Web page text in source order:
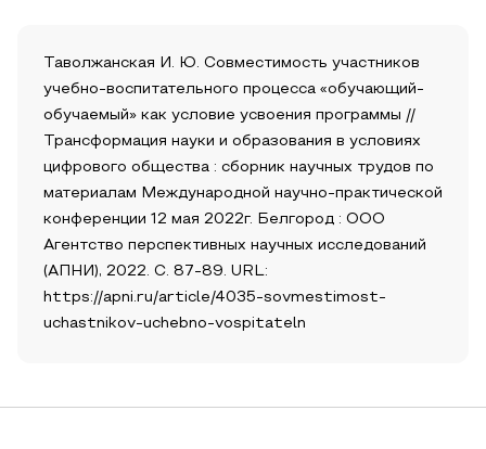
Таволжанская И. Ю. Совместимость участников
учебно-воспитательного процесса «обучающий-
обучаемый» как условие усвоения программы //
Трансформация науки и образования в условиях
цифрового общества : сборник научных трудов по
материалам Международной научно-практической
конференции 12 мая 2022г. Белгород : ООО
Агентство перспективных научных исследований
(АПНИ), 2022. С. 87-89. URL:
https://apni.ru/article/4035-sovmestimost-
uchastnikov-uchebno-vospitateln